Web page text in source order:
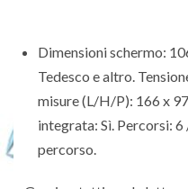
Dimensioni schermo:
Tedesco e altro.
misure (L/H/P): 166 x
integrata: Sì. Percorsi:
percorso.